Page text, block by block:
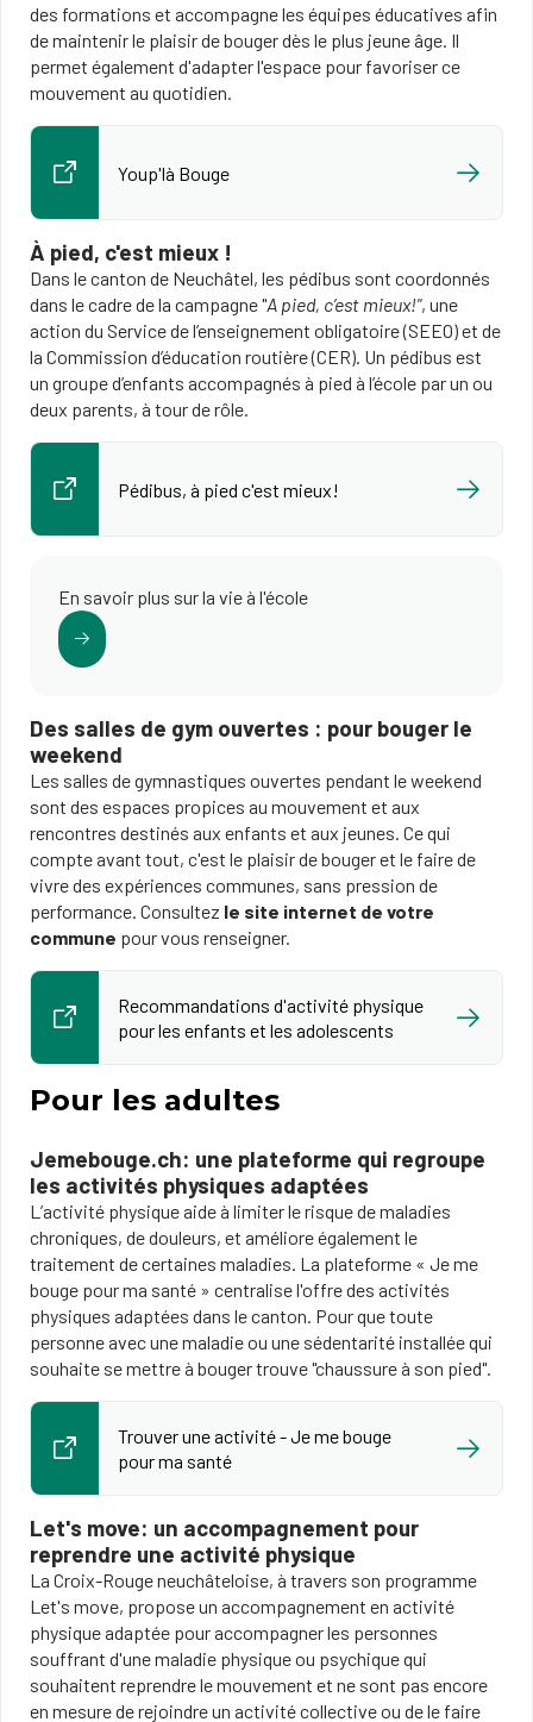
des formations et accompagne les équipes éducatives afin
de maintenir le plaisir de bouger dès le plus jeune âge. Il
permet également d'adapter l'espace pour favoriser ce
mouvement au quotidien.
Youp'là Bouge
À pied, c'est mieux !
Dans le canton de Neuchâtel, les pédibus sont coordonnés
dans le cadre de la campagne "A pied, c’est mieux!", une
action du Service de l’enseignement obligatoire (SEEO) et de
la Commission d’éducation routière (CER). Un pédibus est
un groupe d’enfants accompagnés à pied à l’école par un ou
deux parents, à tour de rôle.
Pédibus, à pied c'est mieux!
En savoir plus sur la vie à l'école
Des salles de gym ouvertes : pour bouger le
weekend
Les salles de gymnastiques ouvertes pendant le weekend
sont des espaces propices au mouvement et aux
rencontres destinés aux enfants et aux jeunes. Ce qui
compte avant tout, c'est le plaisir de bouger et le faire de
vivre des expériences communes, sans pression de
performance. Consultez le site internet de votre
commune pour vous renseigner.
Recommandations d'activité physique
pour les enfants et les adolescents
Pour les adultes
Jemebouge.ch: une plateforme qui regroupe
les activités physiques adaptées
L’activité physique aide à limiter le risque de maladies
chroniques, de douleurs, et améliore également le
traitement de certaines maladies. La plateforme « Je me
bouge pour ma santé » centralise l'offre des activités
physiques adaptées dans le canton. Pour que toute
personne avec une maladie ou une sédentarité installée qui
souhaite se mettre à bouger trouve "chaussure à son pied".
Trouver une activité - Je me bouge
pour ma santé
Let's move: un accompagnement pour
reprendre une activité physique
La Croix-Rouge neuchâteloise, à travers son programme
Let's move, propose un accompagnement en activité
physique adaptée pour accompagner les personnes
souffrant d'une maladie physique ou psychique qui
souhaitent reprendre le mouvement et ne sont pas encore
en mesure de rejoindre un activité collective ou de le faire